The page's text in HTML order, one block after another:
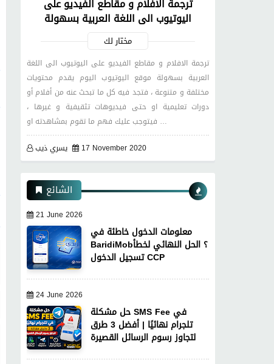
ترجمة الافلام و مقاطع الفيديو على
اليوتيوب الى اللغة العربية بسهولة
مختار لك
ترجمة الافلام و مقاطع الفيديو على اليوتيوب الى اللغة
العربية بسهولة موقع اليوتيوب اليوم يقدم محتويات
مختلفة و متنوعة ، فتجد فيه كل ما تبحث عنه من أفلام أو
دورات تعليمية او حتى فيديوهات تثقيفية و غيرها ،
فيتوجب عليك فهم ما تقوم بمشاهدته او …
يسري ذيب
17 November 2020
الشائع
21 June 2026
معلومات الدخول خاطئة في
BaridiMob؟ الحل النهائي لخطأ
تسجيل الدخول CCP
24 June 2026
حل مشكلة SMS Fee في
تلجرام نهائيًا | أفضل 3 طرق
لتجاوز رسوم الرسائل القصيرة